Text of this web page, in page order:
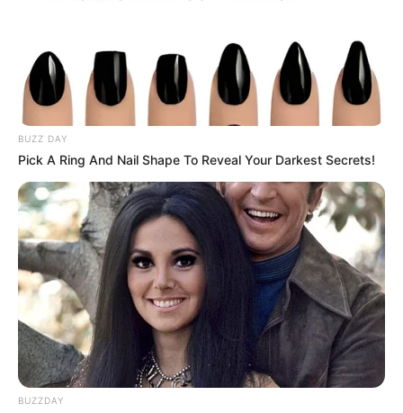
BUZZ DAY
Pick A Ring And Nail Shape To Reveal Your Darkest Secrets!
BUZZDAY